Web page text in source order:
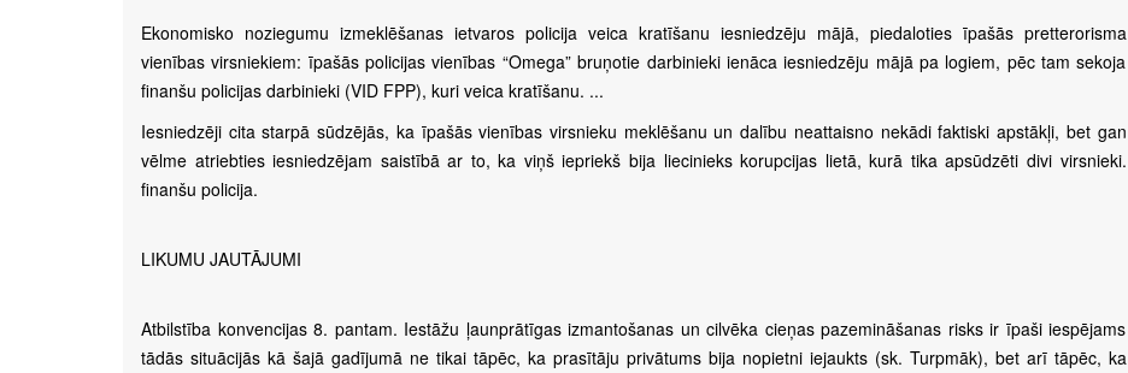
Ekonomisko noziegumu izmeklēšanas ietvaros policija veica kratīšanu iesniedzēju mājā, piedaloties īpašās pretterorisma
vienības virsniekiem: īpašās policijas vienības “Omega” bruņotie darbinieki ienāca iesniedzēju mājā pa logiem, pēc tam sekoja
finanšu policijas darbinieki (VID FPP), kuri veica kratīšanu. ...
Iesniedzēji cita starpā sūdzējās, ka īpašās vienības virsnieku meklēšanu un dalību neattaisno nekādi faktiski apstākļi, bet gan
vēlme atriebties iesniedzējam saistībā ar to, ka viņš iepriekš bija liecinieks korupcijas lietā, kurā tika apsūdzēti divi virsnieki.
finanšu policija.
LIKUMU JAUTĀJUMI
Atbilstība konvencijas 8. pantam. Iestāžu ļaunprātīgas izmantošanas un cilvēka cieņas pazemināšanas risks ir īpaši iespējams
tādās situācijās kā šajā gadījumā ne tikai tāpēc, ka prasītāju privātums bija nopietni iejaukts (sk. Turpmāk), bet arī tāpēc, ka